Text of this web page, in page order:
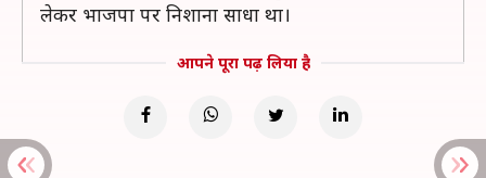
लेकर भाजपा पर निशाना साधा था।
आपने पूरा पढ़ लिया है